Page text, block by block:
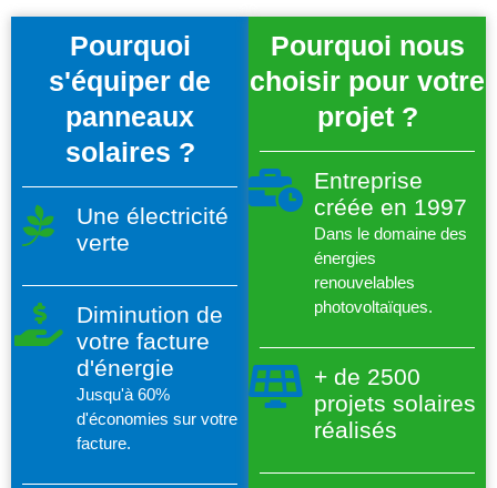
Pourquoi
s'équiper de
panneaux
solaires ?
Une électricité
verte
Diminution de
votre facture
d'énergie
Jusqu'à 60%
d'économies sur votre
facture.
Pourquoi nous
choisir pour votre
projet ?
Entreprise
créée en 1997
Dans le domaine des
énergies
renouvelables
photovoltaïques.
+ de 2500
projets solaires
réalisés